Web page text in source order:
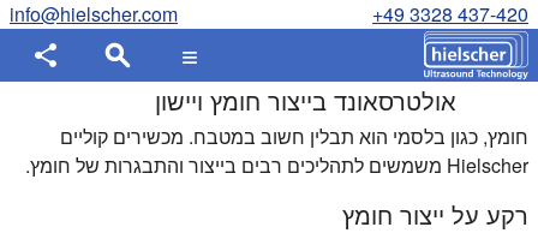
+49 3328 437-420
info@hielscher.com
אולטרסאונד בייצור חומץ ויישון
חומץ, כגון בלסמי הוא תבלין חשוב במטבח. מכשירים קוליים
Hielscher משמשים לתהליכים רבים בייצור והתבגרות של חומץ.
רקע על ייצור חומץ